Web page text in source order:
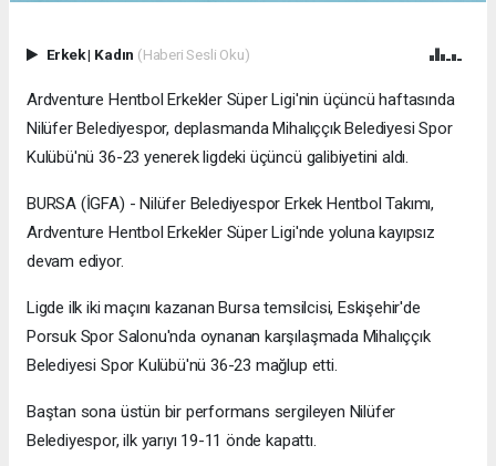
Erkek| Kadın (Haberi Sesli Oku)
Ardventure Hentbol Erkekler Süper Ligi'nin üçüncü haftasında
Nilüfer Belediyespor, deplasmanda Mihalıççık Belediyesi Spor
Kulübü'nü 36-23 yenerek ligdeki üçüncü galibiyetini aldı.
BURSA (İGFA) - Nilüfer Belediyespor Erkek Hentbol Takımı,
Ardventure Hentbol Erkekler Süper Ligi'nde yoluna kayıpsız
devam ediyor.
Ligde ilk iki maçını kazanan Bursa temsilcisi, Eskişehir'de
Porsuk Spor Salonu'nda oynanan karşılaşmada Mihalıççık
Belediyesi Spor Kulübü'nü 36-23 mağlup etti.
Baştan sona üstün bir performans sergileyen Nilüfer
Belediyespor, ilk yarıyı 19-11 önde kapattı.